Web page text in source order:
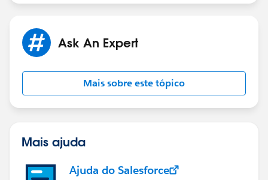
Ask An Expert
Mais sobre este tópico
Mais ajuda
Ajuda do Salesforce